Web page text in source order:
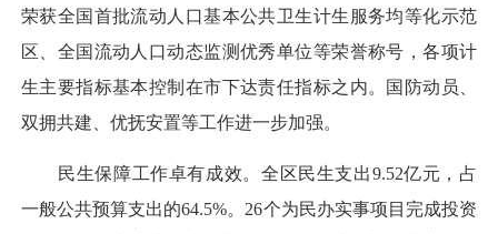
荣获全国首批流动人口基本公共卫生计生服务均等化示范
区、全国流动人口动态监测优秀单位等荣誉称号，各项计
生主要指标基本控制在市下达责任指标之内。国防动员、
双拥共建、优抚安置等工作进一步加强。
民生保障工作卓有成效。全区民生支出9.52亿元，占
一般公共预算支出的64.5%。26个为民办实事项目完成投资